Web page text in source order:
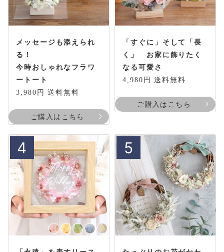
メッセージも添えられ
る！
今時おしゃれなフラワ
ートート
3,980円 送料無料
ご購入はこちら
「すぐに」そして「長
く」 お家に飾りたく
なる可愛さ
4,980円 送料無料
ご購入はこちら
4 5